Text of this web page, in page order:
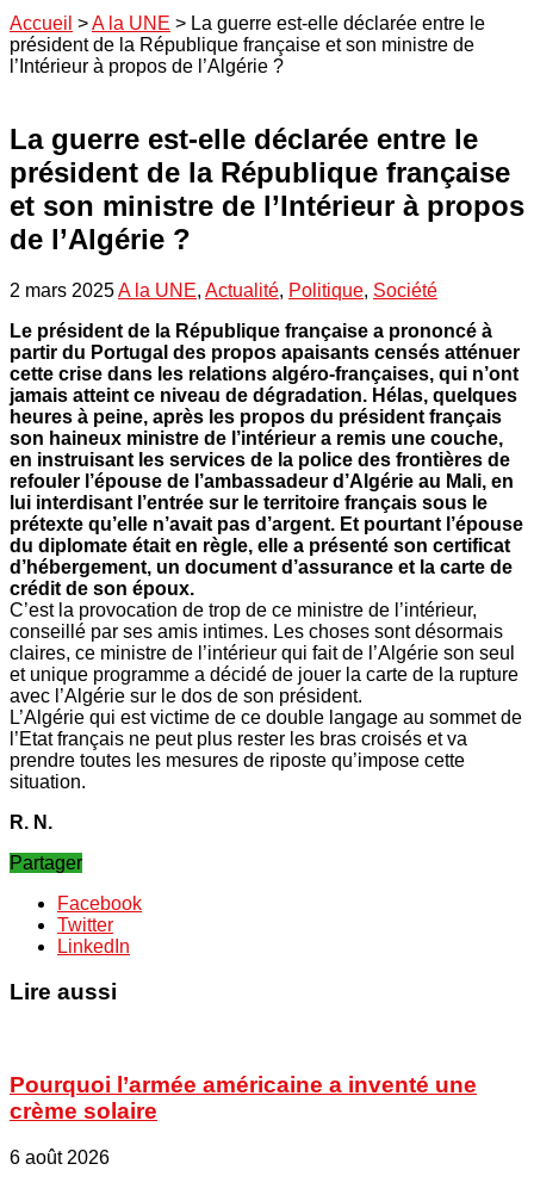
Accueil >A la UNE > La guerre est-elle déclarée entre le
président de la République française et son ministre de
l’Intérieur à propos de l’Algérie ?
La guerre est-elle déclarée entre le
président de la République française
et son ministre de l’Intérieur à propos
de l’Algérie ?
2 mars 2025A la UNE, Actualité, Politique, Société
Le président de la République française a prononcé à
partir du Portugal des propos apaisants censés atténuer
cette crise dans les relations algéro-françaises, qui n’ont
jamais atteint ce niveau de dégradation. Hélas, quelques
heures à peine, après les propos du président français
son haineux ministre de l’intérieur a remis une couche,
en instruisant les services de la police des frontières de
refouler l’épouse de l’ambassadeur d’Algérie au Mali, en
lui interdisant l’entrée sur le territoire français sous le
prétexte qu’elle n’avait pas d’argent. Et pourtant l’épouse
du diplomate était en règle, elle a présenté son certificat
d’hébergement, un document d’assurance et la carte de
crédit de son époux.
C’est la provocation de trop de ce ministre de l’intérieur,
conseillé par ses amis intimes. Les choses sont désormais
claires, ce ministre de l’intérieur qui fait de l’Algérie son seul
et unique programme a décidé de jouer la carte de la rupture
avec l’Algérie sur le dos de son président.
L’Algérie qui est victime de ce double langage au sommet de
l’Etat français ne peut plus rester les bras croisés et va
prendre toutes les mesures de riposte qu’impose cette
situation.
R. N.
Partager
Facebook
Twitter
LinkedIn
Lire aussi
Pourquoi l’armée américaine a inventé une
crème solaire
6 août 2026